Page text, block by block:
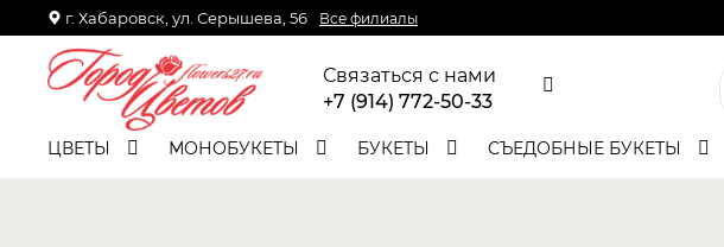
г. Хабаровск, ул. Серышева, 56 Все филиалы
Связаться с нами
+7 (914) 772-50-33
ЦВЕТЫ МОНОБУКЕТЫ БУКЕТЫ СЪЕДОБНЫЕ БУКЕТЫ